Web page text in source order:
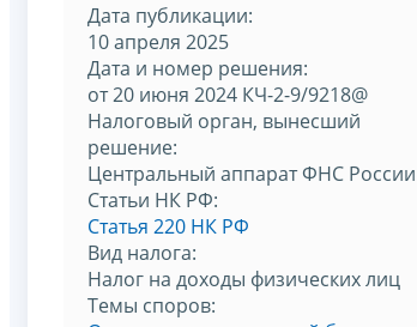
Дата публикации:
10 апреля 2025
Дата и номер решения:
от 20 июня 2024 КЧ-2-9/9218@
Налоговый орган, вынесший
решение:
Центральный аппарат ФНС России
Статьи НК РФ:
Статья 220 НК РФ
Вид налога:
Налог на доходы физических лиц
Темы споров: